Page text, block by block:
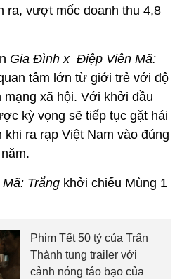
ra, vượt mốc doanh thu 4,8
Gia Đình x Điệp Viên Mã:
tâm lớn từ giới trẻ với độ
mạng xã hội. Với khởi đầu
kỳ vọng sẽ tiếp tục gặt hái
ra rạp Việt Nam vào đúng
Trắng khởi chiếu Mùng 1
Phim Tết 50 tỷ của Trấn
Thành tung trailer với
cảnh nóng táo bạo của